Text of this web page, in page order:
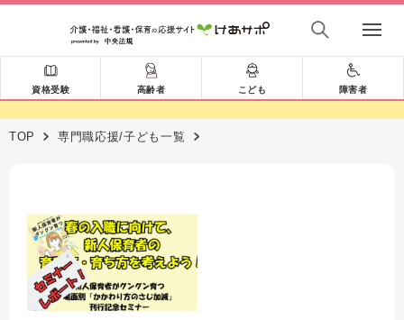
資格受験 高齢者 こども 障害者
TOP 専門職応援/子ども一覧